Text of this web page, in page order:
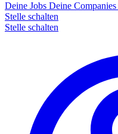
Deine Jobs Deine Companies
Stelle schalten
Stelle schalten